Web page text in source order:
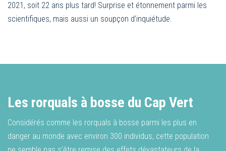
2021, soit 22 ans plus tard! Surprise et étonnement parmi les
scientifiques, mais aussi un soupçon d’inquiétude.
Les rorquals à bosse du Cap Vert
Considérés comme les rorquals à bosse parmi les plus en
danger au monde avec environ 300 individus, cette population